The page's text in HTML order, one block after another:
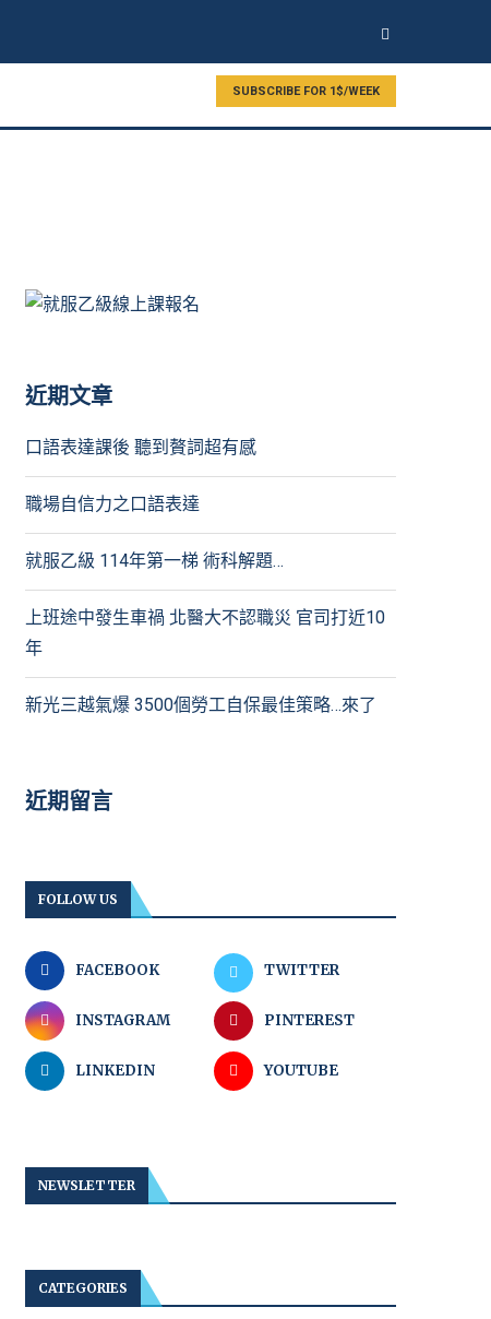
SUBSCRIBE FOR 1$/WEEK
近期文章
口語表達課後 聽到贅詞超有感
職場自信力之口語表達
就服乙級 114年第一梯 術科解題…
上班途中發生車禍 北醫大不認職災 官司打近10
年
新光三越氣爆 3500個勞工自保最佳策略…來了
近期留言
FOLLOW US
FACEBOOK TWITTER
INSTAGRAM PINTEREST
LINKEDIN YOUTUBE
NEWSLETTER
CATEGORIES